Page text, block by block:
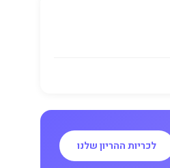
לכריות ההריון שלנו